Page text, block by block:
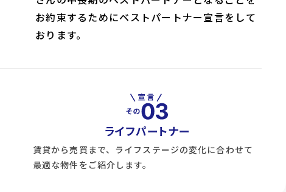
お約束するためにベストパートナー宣言をして
おります。
ライフパートナー
賃貸から売買まで、ライフステージの変化に合わせて
最適な物件をご紹介します。